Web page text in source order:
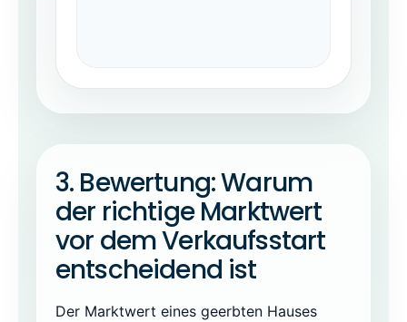
3. Bewertung: Warum
der richtige Marktwert
vor dem Verkaufsstart
entscheidend ist
Der Marktwert eines geerbten Hauses